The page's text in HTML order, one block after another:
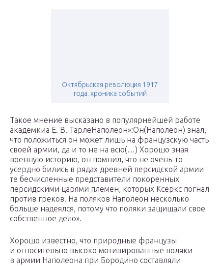
Октябрьская революция 1917
года. хроника событий
Такое мнение высказано в популярнейшей работе
академкиа Е. В. ТарлеНаполеон»:Он(Наполеон) знал,
что положиться он может лишь на французскую часть
своей армии, да и то не на всю(…) Хорошо зная
военную историю, он помнил, что не очень-то
усердно бились в рядах древней персидской армии
те бесчисленные представители покоренных
персидскими царями племен, которых Ксеркс погнал
против греков. На поляков Наполеон несколько
больше надеялся, потому что поляки защищали свое
собственное дело».
Хорошо известно, что природные французы
и относительно высоко мотивированные поляки
в армии Наполеона при Бородино составляли